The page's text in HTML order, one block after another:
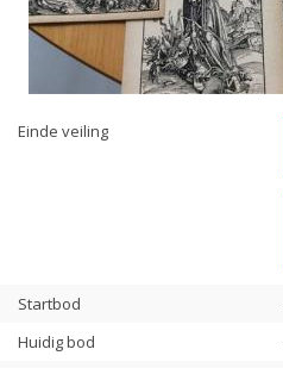
Einde veiling
Startbod
Huidig bod